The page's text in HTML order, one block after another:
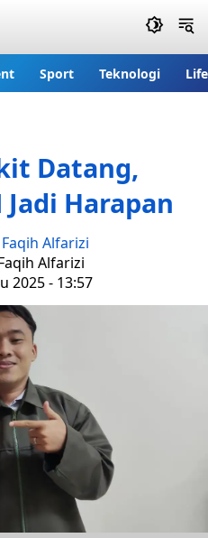
Sport Teknologi
Datang,
Jadi Harapan
Alfarizi
Alfarizi
2025 - 13:57